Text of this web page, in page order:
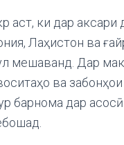
аст, ки дар аксари
Лаҳистон ва
мешаванд. Дар
ва
барнома дар